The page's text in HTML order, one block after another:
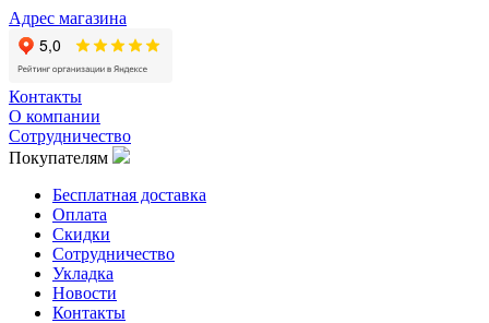
Адрес магазина
Контакты
О компании
Сотрудничество
Покупателям
Бесплатная доставка
Оплата
Скидки
Сотрудничество
Укладка
Новости
Контакты